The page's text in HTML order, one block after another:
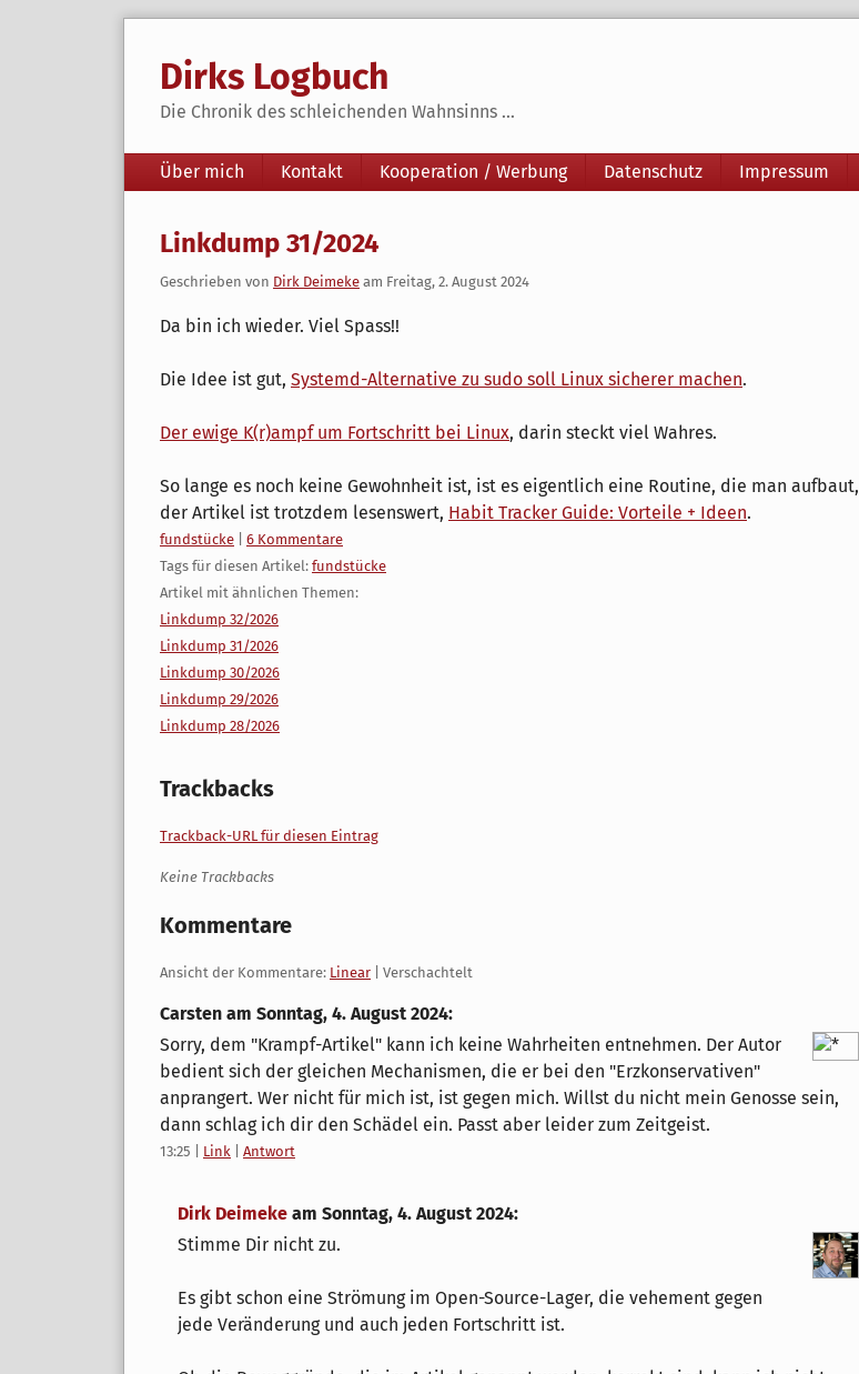
Dirks Logbuch
Die Chronik des schleichenden Wahnsinns ...
Navigation
Über mich Kontakt Kooperation / Werbung Datenschutz Impressum
Linkdump 31/2024
Geschrieben von Dirk Deimeke am Freitag, 2. August 2024
Da bin ich wieder. Viel Spass!!
Die Idee ist gut, Systemd-Alternative zu sudo soll Linux sicherer machen.
Der ewige K(r)ampf um Fortschritt bei Linux, darin steckt viel Wahres.
So lange es noch keine Gewohnheit ist, ist es eigentlich eine Routine, die man aufbaut,
der Artikel ist trotzdem lesenswert, Habit Tracker Guide: Vorteile + Ideen.
Kategorien:
fundstücke
6 Kommentare
Tags für diesen Artikel: fundstücke
Artikel mit ähnlichen Themen:
Linkdump 32/2026
Linkdump 31/2026
Linkdump 30/2026
Linkdump 29/2026
Linkdump 28/2026
Trackbacks
Trackback-URL für diesen Eintrag
Keine Trackbacks
Kommentare
Ansicht der Kommentare: Linear | Verschachtelt
Carsten am Sonntag, 4. August 2024:
Sorry, dem "Krampf-Artikel" kann ich keine Wahrheiten entnehmen. Der Autor
bedient sich der gleichen Mechanismen, die er bei den "Erzkonservativen"
anprangert. Wer nicht für mich ist, ist gegen mich. Willst du nicht mein Genosse sein,
dann schlag ich dir den Schädel ein. Passt aber leider zum Zeitgeist.
13:25 Link Antwort
Dirk Deimeke am Sonntag, 4. August 2024:
Stimme Dir nicht zu.
Es gibt schon eine Strömung im Open-Source-Lager, die vehement gegen
jede Veränderung und auch jeden Fortschritt ist.